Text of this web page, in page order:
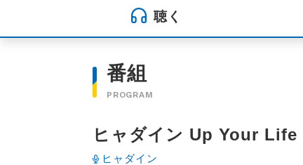
聴く
番組
PROGRAM
ヒャダイン Up Your Life
ヒャダイン